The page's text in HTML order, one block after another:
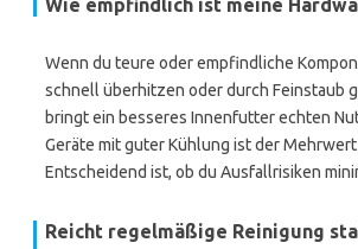
Wie empfindlich ist meine
Wenn du teure oder empfindliche
schnell überhitzen oder durch Feinstaub
bringt ein besseres Innenfutter echten
Geräte mit guter Kühlung ist der
Entscheidend ist, ob du Ausfallrisiken
Reicht regelmäßige Reinigung